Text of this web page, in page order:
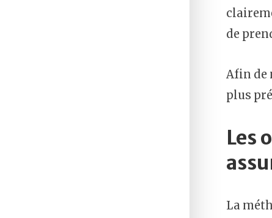
de
Afin de
plus
Les
La